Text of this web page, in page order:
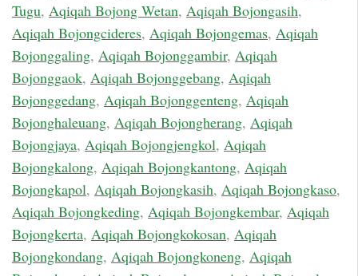
Tugu, Aqiqah Bojong Wetan, Aqiqah Bojongasih,
Aqiqah Bojongcideres, Aqiqah Bojongemas, Aqiqah
Bojonggaling, Aqiqah Bojonggambir, Aqiqah
Bojonggaok, Aqiqah Bojonggebang, Aqiqah
Bojonggedang, Aqiqah Bojonggenteng, Aqiqah
Bojonghaleuang, Aqiqah Bojongherang, Aqiqah
Bojongjaya, Aqiqah Bojongjengkol, Aqiqah
Bojongkalong, Aqiqah Bojongkantong, Aqiqah
Bojongkapol, Aqiqah Bojongkasih, Aqiqah Bojongkaso,
Aqiqah Bojongkeding, Aqiqah Bojongkembar, Aqiqah
Bojongkerta, Aqiqah Bojongkokosan, Aqiqah
Bojongkondang, Aqiqah Bojongkoneng, Aqiqah